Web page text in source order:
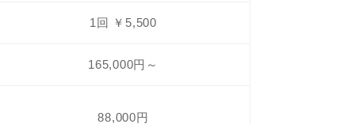
1回 ￥5,500
165,000円～
88,000円